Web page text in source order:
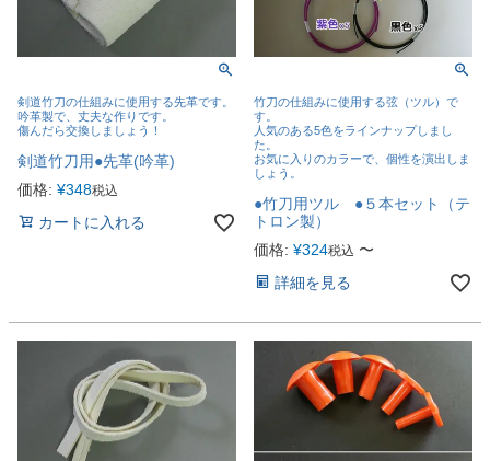
剣道竹刀の仕組みに使用する先革です。
吟革製で、丈夫な作りです。
傷んだら交換しましょう！
剣道竹刀用●先革(吟革)
価格: ¥348税込
カートに入れる
竹刀の仕組みに使用する弦（ツル）で
す。
人気のある5色をラインナップしまし
た。
お気に入りのカラーで、個性を演出しま
しょう。
●竹刀用ツル ●５本セット（テ
トロン製）
価格: ¥324税込 〜
詳細を見る